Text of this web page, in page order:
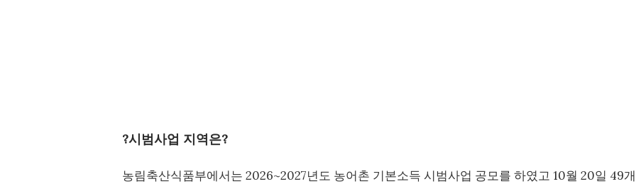
?시범사업 지역은?
농림축산식품부에서는 2026~2027년도 농어촌 기본소득 시범사업 공모를 하였고 10월 20일 49개